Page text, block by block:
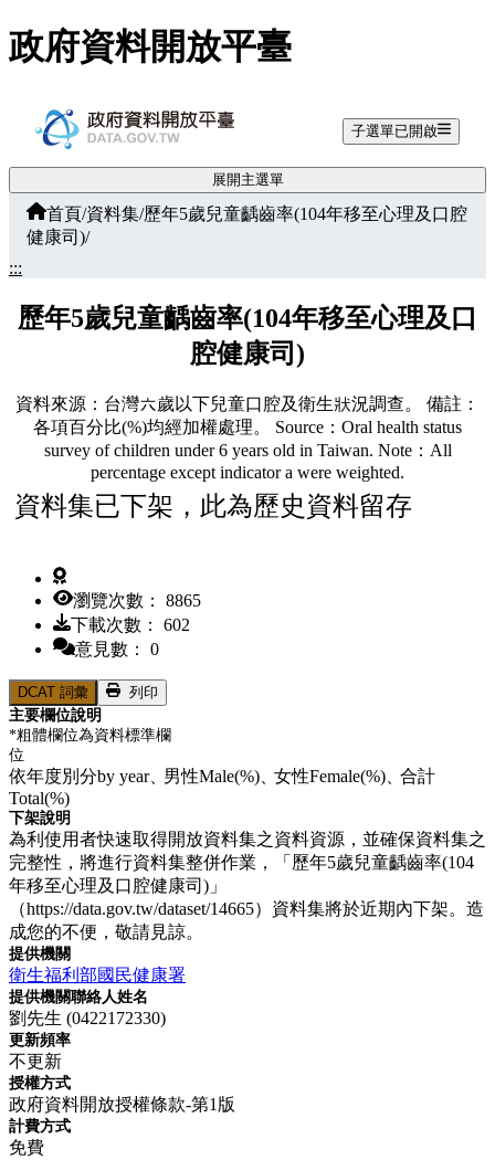
跳至主要內容
政府資料開放平臺
子選單已開啟
展開主選單
首頁/資料集/歷年5歲兒童齲齒率(104年移至心理及口腔
健康司)/
:::
歷年5歲兒童齲齒率(104年移至心理及口
腔健康司)
資料來源：台灣六歲以下兒童口腔及衛生狀況調查。 備註：
各項百分比(%)均經加權處理。 Source：Oral health status
survey of children under 6 years old in Taiwan. Note：All
percentage except indicator a were weighted.
資料集已下架，此為歷史資料留存
瀏覽次數： 8865
下載次數： 602
意見數： 0
DCAT 詞彙
列印
主要欄位說明
*粗體欄位為資料標準欄
位
依年度別分by year、男性Male(%)、女性Female(%)、合計
Total(%)
下架說明
為利使用者快速取得開放資料集之資料資源，並確保資料集之
完整性，將進行資料集整併作業，「歷年5歲兒童齲齒率(104
年移至心理及口腔健康司)」
（https://data.gov.tw/dataset/14665）資料集將於近期內下架。造
成您的不便，敬請見諒。
提供機關
衛生福利部國民健康署
提供機關聯絡人姓名
劉先生 (0422172330)
更新頻率
不更新
授權方式
政府資料開放授權條款-第1版
計費方式
免費